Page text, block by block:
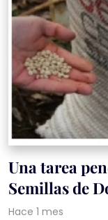
Una tarea
Semillas de
Hace 1 mes